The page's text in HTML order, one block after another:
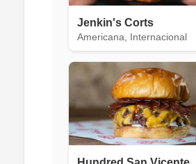
Jenkin's Corts
Americana, Internacional